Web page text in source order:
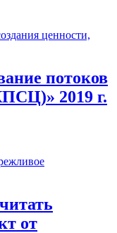
потоков
2019 г.
от